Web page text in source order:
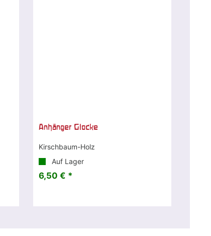
Anhänger Glocke
Kirschbaum-Holz
Auf Lager
6,50 € *